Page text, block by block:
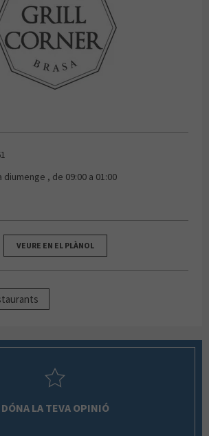
diumenge , de 09:00 a 01:00
VEURE EN EL PLÀNOL
DÓNA LA TEVA OPINIÓ